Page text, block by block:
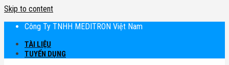
Skip to content
Công Ty TNHH MEDITRON Việt Nam
TÀI LIỆU
TUYỂN DỤNG